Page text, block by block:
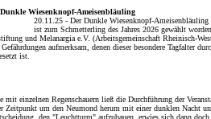
Wiesenknopf-Ameisenbläuling
20.11.25 - Der Dunkle Wiesenknopf-Ameisenbläuling
ist zum Schmetterling des Jahres 2026 gewählt
und Melanargia e.V. (Arbeitsgemeinschaft Rheinisch-
aufmerksam, denen dieser besondere Tagfalter
ist.
mit einzelnen Regenschauern ließ die Durch­führung der
Zeitpunkt um den Neumond herum mit einer dunklen Nacht
den "Leuchtturm" aufzubauen, erwies sich dann